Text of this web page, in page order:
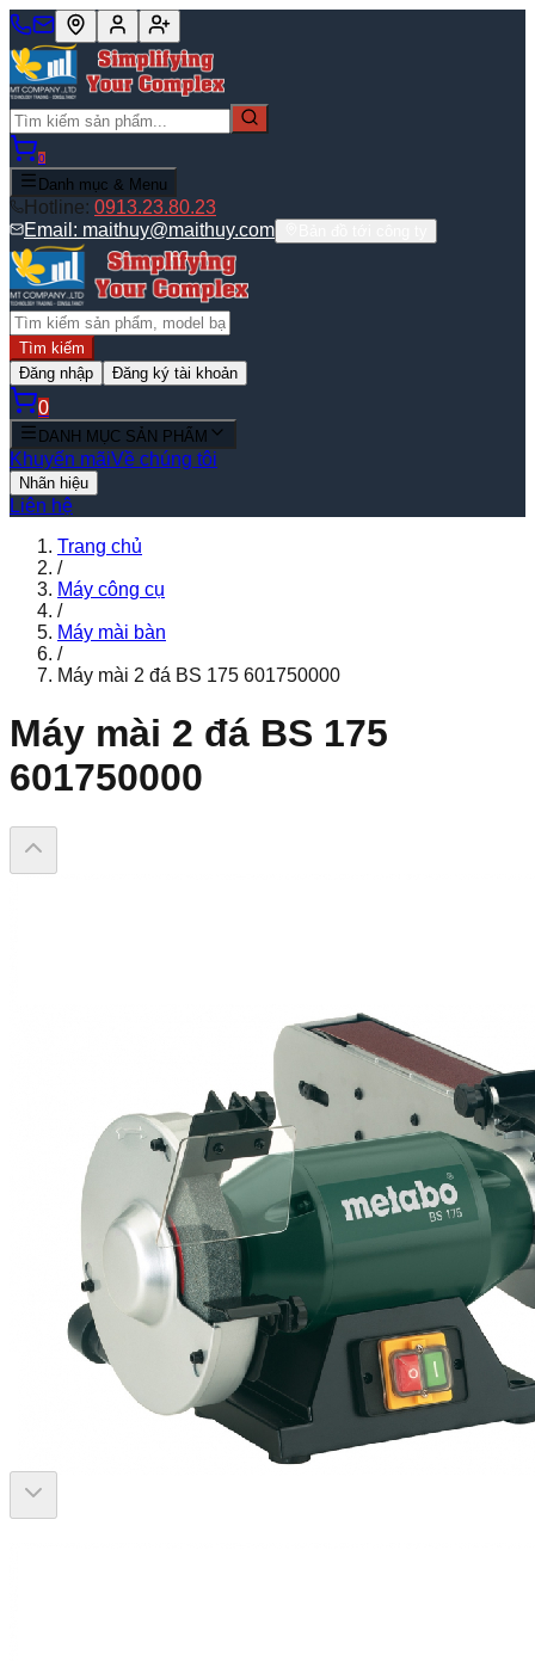
0
Danh mục & Menu
Hotline: 0913.23.80.23
Email: maithuy@maithuy.com
Tìm kiếm
Đăng nhập
Đăng ký tài khoản
0
DANH MỤC SẢN PHẨM
Khuyến mãiVề chúng tôi
Nhãn hiệu
Liên hệ
Trang chủ
/
Máy công cụ
/
Máy mài bàn
/
Máy mài 2 đá BS 175 601750000
Máy mài 2 đá BS 175
601750000